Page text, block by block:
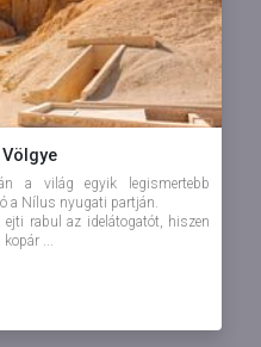
a világ egyik legismertebb
a Nílus nyugati partján.
rabul az idelátogatót, hiszen
...